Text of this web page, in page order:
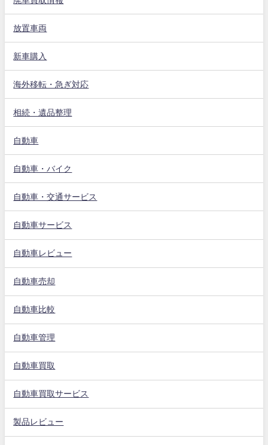
放置車両
新車購入
海外移転・急ぎ対応
相続・遺品整理
自動車
自動車・バイク
自動車・交通サービス
自動車サービス
自動車レビュー
自動車売却
自動車比較
自動車管理
自動車買取
自動車買取サービス
製品レビュー